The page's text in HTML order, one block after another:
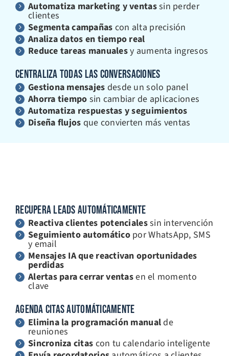
Automatiza marketing y ventassin perder
clientes
Segmenta campañas con alta precisión
Analiza datos en tiempo real
Reduce tareas manualesy aumenta ingresos
CENTRALIZA TODAS LAS CONVERSACIONES
Gestiona mensajes desde un solo panel
Ahorra tiempo sin cambiar de aplicaciones
Automatiza respuestas y seguimientos
Diseña flujos que convierten más ventas
RECUPERA LEADS AUTOMÁTICAMENTE
Reactiva clientes potencialessin intervención
Seguimiento automáticopor WhatsApp, SMS
y email
Mensajes IA que reactivan oportunidades
perdidas
Alertas para cerrar ventasen el momento
clave
AGENDA CITAS AUTOMÁTICAMENTE
Elimina la programación manual de
reuniones
Sincroniza citas con tu calendario inteligente